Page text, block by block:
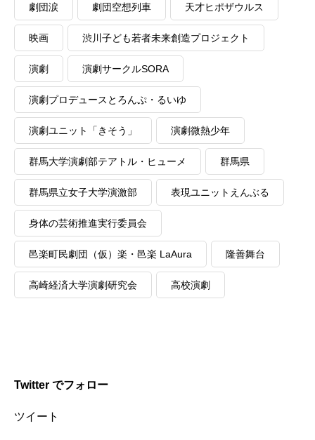
劇団涙 劇団空想列車 天才ヒポザウルス
映画 渋川子ども若者未来創造プロジェクト
演劇 演劇サークルSORA
演劇プロデュースとろんぷ・るいゆ
演劇ユニット「きそう」 演劇微熱少年
群馬大学演劇部テアトル・ヒューメ 群馬県
群馬県立女子大学演激部 表現ユニットえんぶる
身体の芸術推進実行委員会
邑楽町民劇団（仮）楽・邑楽 LaAura 隆善舞台
高崎経済大学演劇研究会 高校演劇
Twitter でフォロー
ツイート